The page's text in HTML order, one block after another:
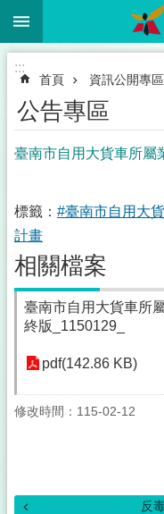
跳到主要內容區塊
:::
首頁 資訊公開專區
公告專區
臺南市自用大貨車所屬
標籤： #臺南市自用大
計畫
相關檔案
臺南市自用大貨車所
終版_1150129_
pdf(142.86 KB)
修改時間：115-02-12
反